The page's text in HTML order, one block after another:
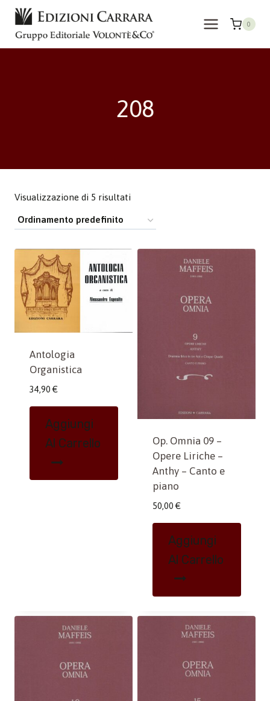
Salta
contenuto
0
208
Visualizzazione di 5 risultati
Antologia
Organistica
34,90 €
Aggiungi
Al Carrello
Op. Omnia 09 –
Opere Liriche –
Anthy – Canto e
piano
50,00 €
Aggiungi
Al Carrello